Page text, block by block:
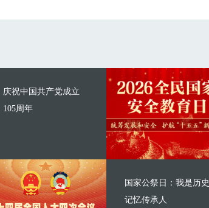
庆祝中国共产党成立
105周年
国家公祭日：我是历史
记忆传承人